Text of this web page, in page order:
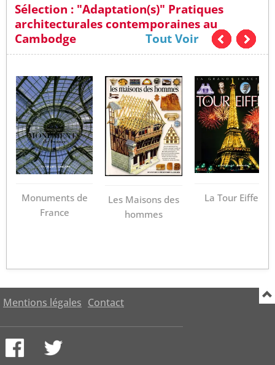
Sélection : "Adaptation(s)" Pratiques
architecturales contemporaines au
Cambodge
Tout Voir
Monuments de
France
Les Maisons des
hommes
La Tour Eiffel
Mentions légales Contact